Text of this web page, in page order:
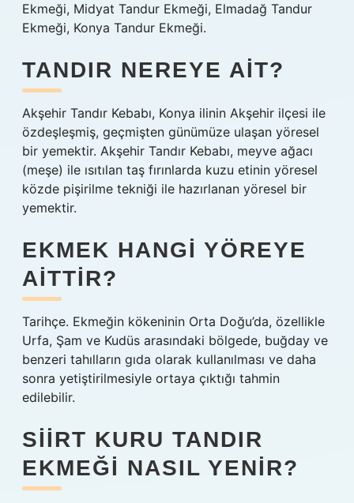
Ekmeği, Midyat Tandur Ekmeği, Elmadağ Tandur
Ekmeği, Konya Tandur Ekmeği.
TANDIR NEREYE AIT?
Akşehir Tandır Kebabı, Konya ilinin Akşehir ilçesi ile
özdeşleşmiş, geçmişten günümüze ulaşan yöresel
bir yemektir. Akşehir Tandır Kebabı, meyve ağacı
(meşe) ile ısıtılan taş fırınlarda kuzu etinin yöresel
közde pişirilme tekniği ile hazırlanan yöresel bir
yemektir.
EKMEK HANGI YÖREYE
AITTIR?
Tarihçe. Ekmeğin kökeninin Orta Doğu’da, özellikle
Urfa, Şam ve Kudüs arasındaki bölgede, buğday ve
benzeri tahılların gıda olarak kullanılması ve daha
sonra yetiştirilmesiyle ortaya çıktığı tahmin
edilebilir.
SIIRT KURU TANDIR
EKMEĞI NASIL YENIR?